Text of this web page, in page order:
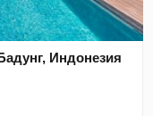
Индонезия